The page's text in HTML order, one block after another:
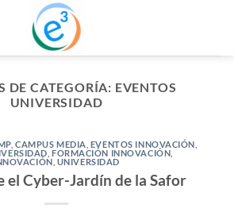
DE CATEGORÍA: EVENTOS
UNIVERSIDAD
,CAMPUS MEDIA EVENTOS INNOVACIÓN
FORMACIÓN INNOVACIÓN
UNIVERSIDAD
el Cyber-Jardín de la Safor